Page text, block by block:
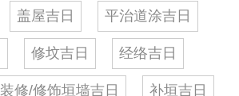
盖屋吉日 平治道涂吉日
修坟吉日 经络吉日
装修/修饰垣墙吉日 补垣吉日